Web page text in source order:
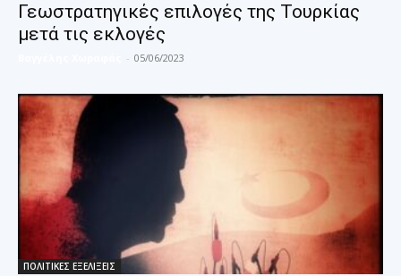
Γεωστρατηγικές επιλογές της Τουρκίας
μετά τις εκλογές
- 05/06/2023
ΠΟΛΙΤΙΚΕΣ ΕΞΕΛΙΞΕΙΣ